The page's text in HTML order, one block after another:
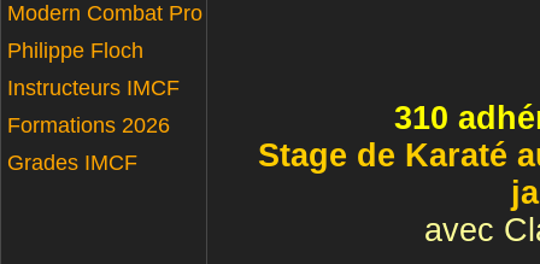
Modern Combat Pro
Philippe Floch
Instructeurs IMCF
Formations 2026
Grades IMCF
310
Stage de Karaté
avec